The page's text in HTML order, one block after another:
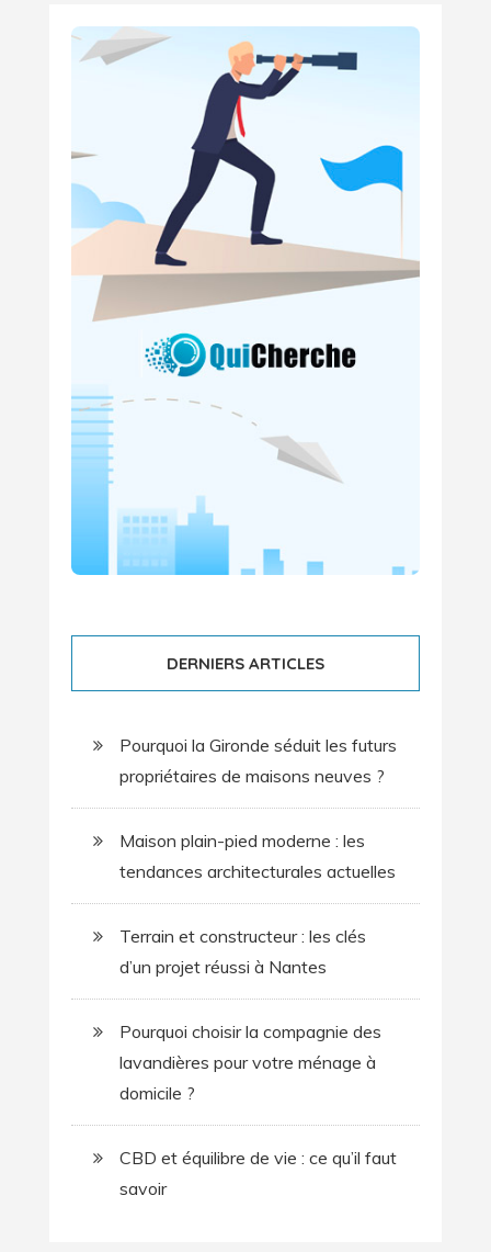
DERNIERS ARTICLES
Pourquoi la Gironde séduit les futurs
propriétaires de maisons neuves ?
Maison plain-pied moderne : les
tendances architecturales actuelles
Terrain et constructeur : les clés
d’un projet réussi à Nantes
Pourquoi choisir la compagnie des
lavandières pour votre ménage à
domicile ?
CBD et équilibre de vie : ce qu’il faut
savoir